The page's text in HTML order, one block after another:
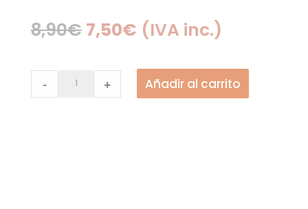
8,90€ El
original
era:
7,50€El
actual
es:
(IVA inc.)
|
- + Añadir al carrito